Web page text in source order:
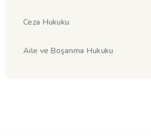
Ceza Hukuku
Aile ve Boşanma Hukuku